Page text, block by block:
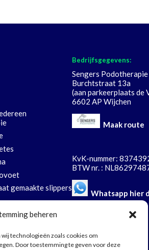
beheren
technologieën zoals cookies om
Door toestemming te geven voor deze
gemaakte slippers
Bedrijfsgegevens:
Sengers Podotherapie
Burchtstraat 13a
(aan parkeerplaats de
6602 AP Wijchen
Maak route
KvK-nummer:
BTW nr. :
Whatsapp hier